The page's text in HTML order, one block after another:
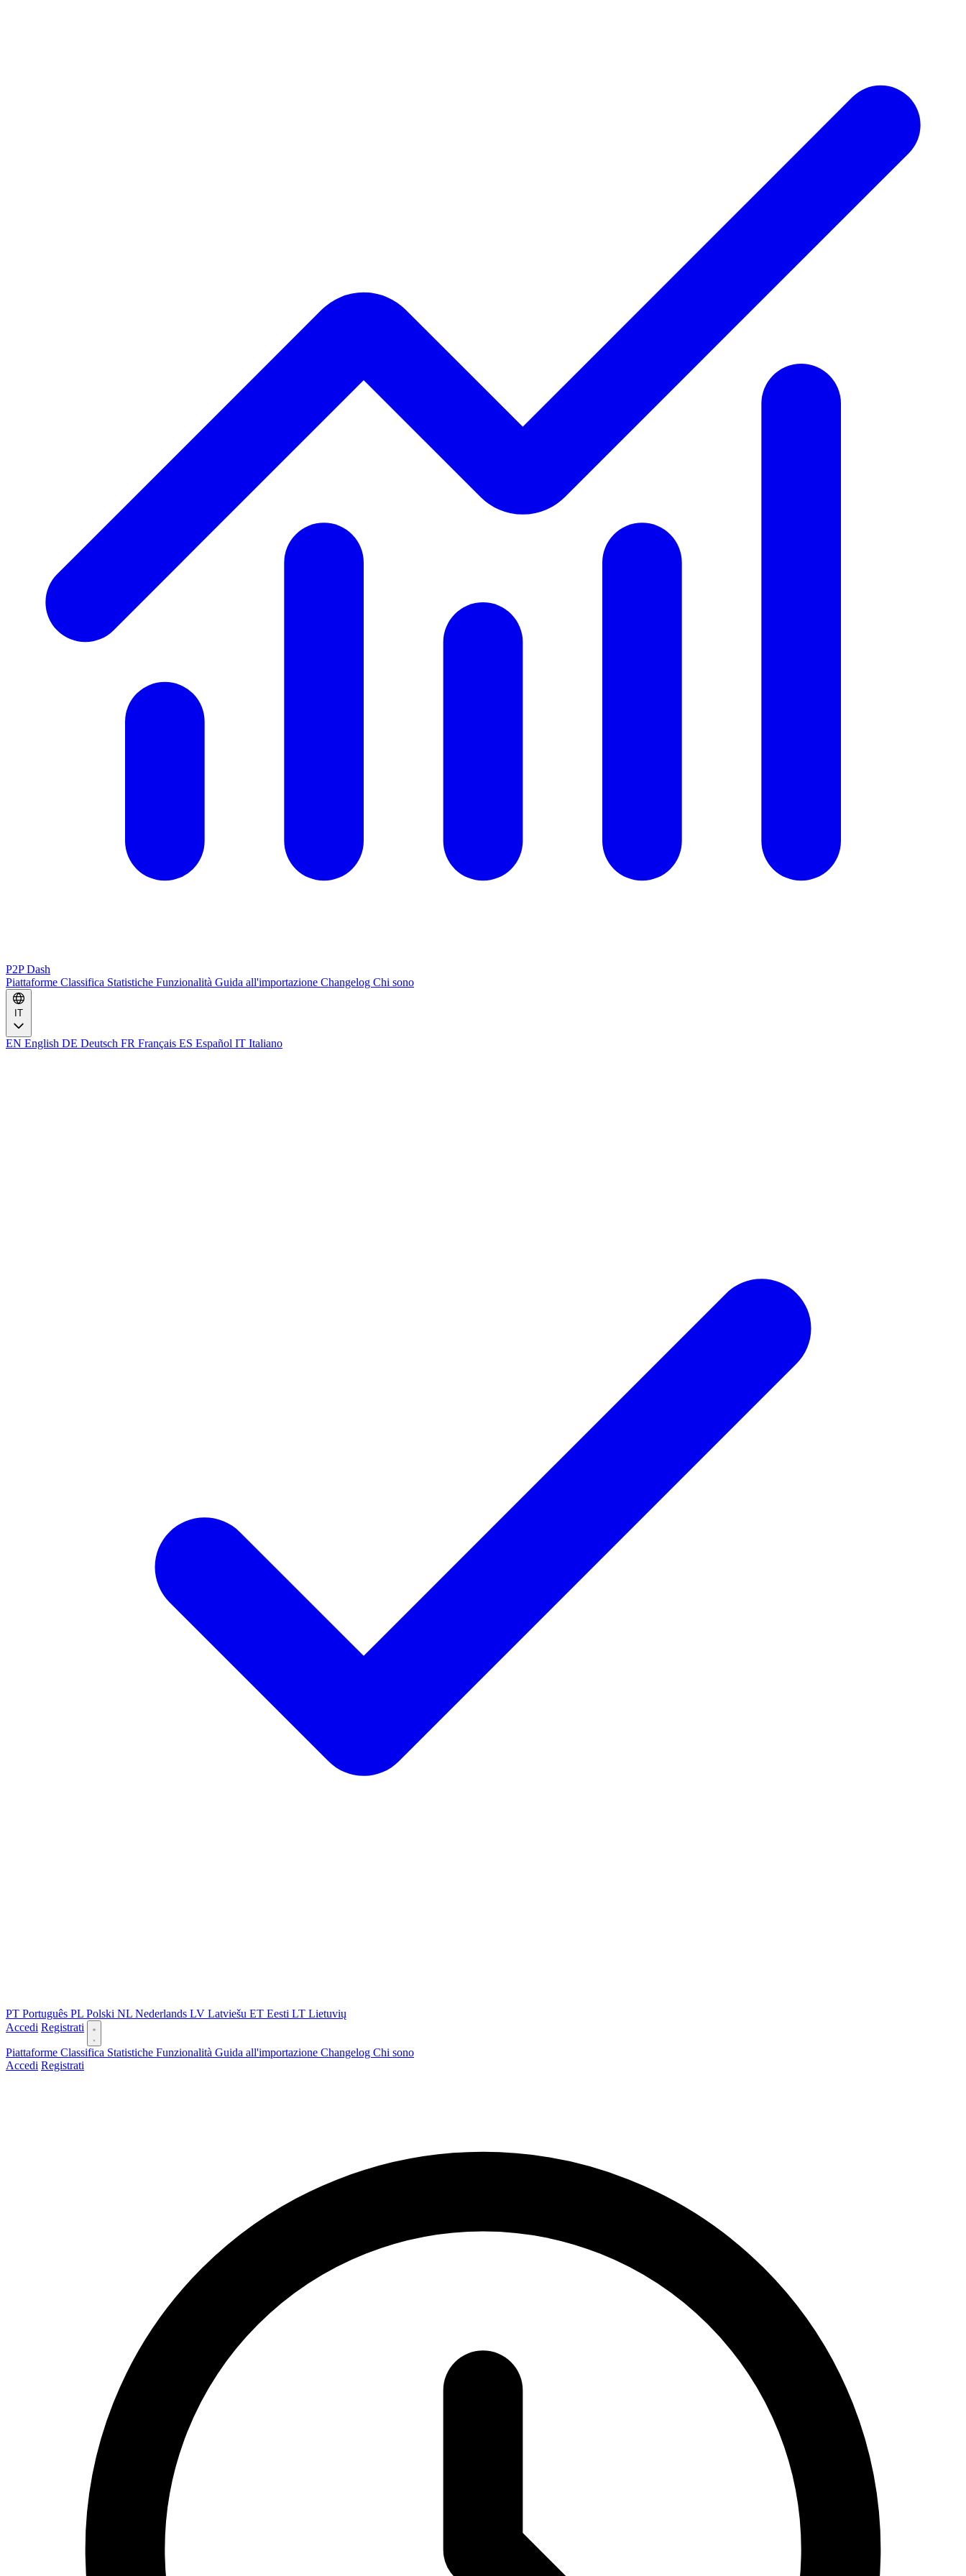
P2P Dash
Piattaforme Classifica Statistiche Funzionalità Guida all'importazione Changelog Chi sono
IT
EN English DE Deutsch FR Français ES Español IT Italiano
PT Português PL Polski NL Nederlands LV Latviešu ET Eesti LT Lietuvių
Accedi Registrati
Piattaforme Classifica Statistiche Funzionalità Guida all'importazione Changelog Chi sono
Accedi Registrati